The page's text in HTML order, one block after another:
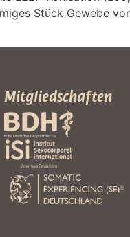
Stück Gewebe
Mitgliedschaften